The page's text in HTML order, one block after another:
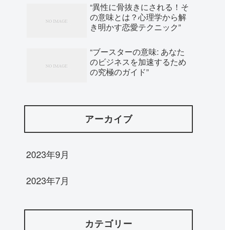
“異性に骨抜きにされる！そ
の意味とは？心理学から解
き明かす恋愛テクニック”
“ブースターの意味: あなた
のビジネスを加速するため
の究極のガイド”
アーカイブ
2023年9月
2023年7月
カテゴリー